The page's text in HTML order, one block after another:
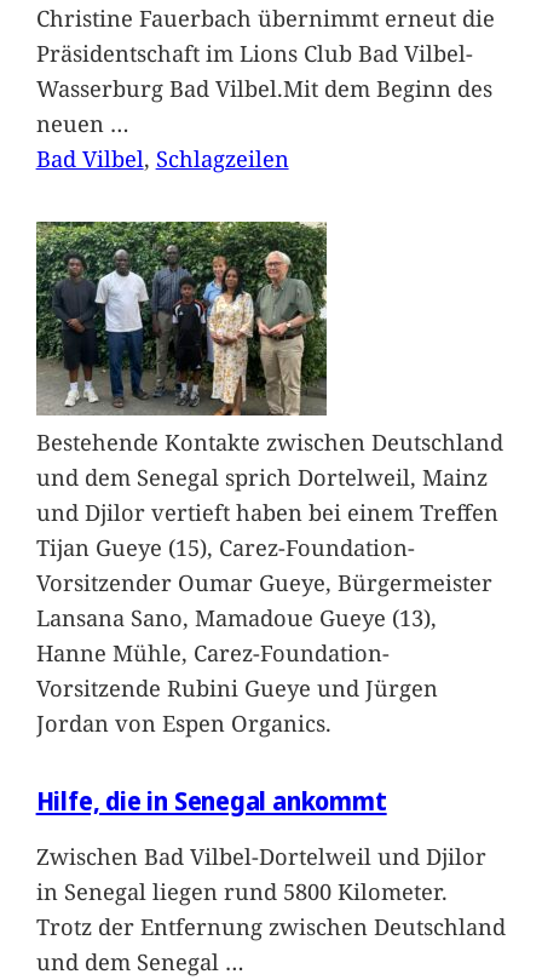
Christine Fauerbach übernimmt erneut die
Präsidentschaft im Lions Club Bad Vilbel-
Wasserburg Bad Vilbel.Mit dem Beginn des
neuen …
Bad Vilbel, Schlagzeilen
Bestehende Kontakte zwischen Deutschland
und dem Senegal sprich Dortelweil, Mainz
und Djilor vertieft haben bei einem Treffen
Tijan Gueye (15), Carez-Foundation-
Vorsitzender Oumar Gueye, Bürgermeister
Lansana Sano, Mamadoue Gueye (13),
Hanne Mühle, Carez-Foundation-
Vorsitzende Rubini Gueye und Jürgen
Jordan von Espen Organics.
Hilfe, die in Senegal ankommt
Zwischen Bad Vilbel-Dortelweil und Djilor
in Senegal liegen rund 5800 Kilometer.
Trotz der Entfernung zwischen Deutschland
und dem Senegal …